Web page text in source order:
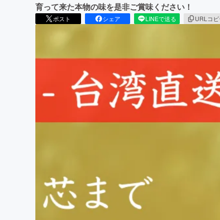
育って来た本物の味を是非ご賞味ください！
ポスト シェア LINEで送る URLコ